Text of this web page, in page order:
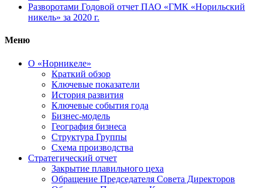
Разворотами Годовой отчет ПАО «ГМК «Норильский
никель» за 2020 г.
Меню
О «Норникеле»
Краткий обзор
Ключевые показатели
История развития
Ключевые события года
Бизнес-модель
География бизнеса
Структура Группы
Схема производства
Стратегический отчет
Закрытие плавильного цеха
Обращение Председателя Совета Директоров